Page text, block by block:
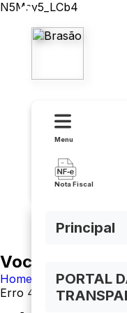
N5Msy5_LCb4
Menu
Nota Fiscal
Principal
PORTAL
Você está
Home
Erro 404